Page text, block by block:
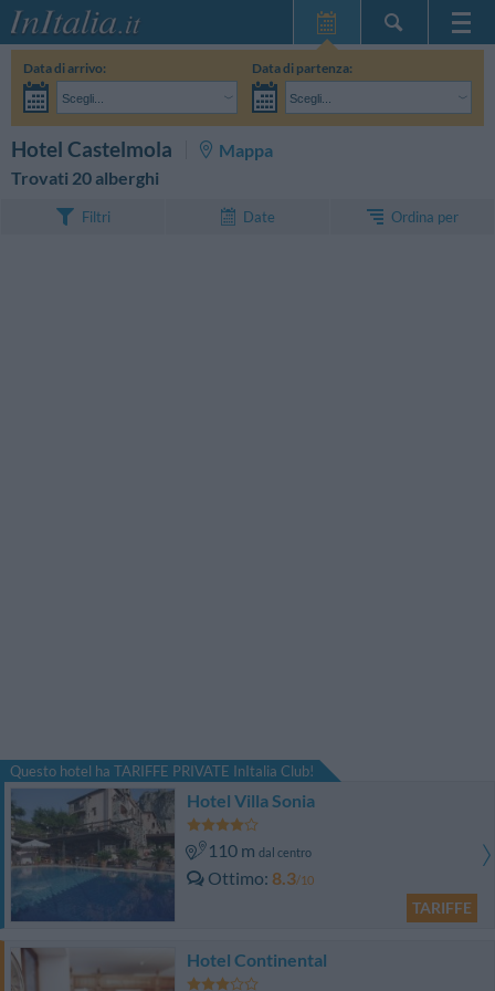
Home Page
Le mie Prenotazioni
InItalia Club
Data di arrivo:
Scegli...
Data di partenza:
Scegli...
Hotel Castelmola
Mappa
Trovati 20 alberghi
Filtri Date Ordina per
Questo hotel ha TARIFFE PRIVATE InItalia Club!
Hotel Villa Sonia
110 m dal centro
Ottimo 8.3/10
TARIFFE
Hotel Continental